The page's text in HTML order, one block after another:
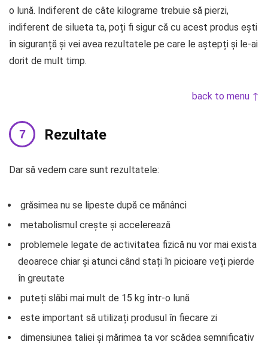
o lună. Indiferent de câte kilograme trebuie să pierzi,
indiferent de silueta ta, poți fi sigur că cu acest produs ești
în siguranță și vei avea rezultatele pe care le aștepți și le-ai
dorit de mult timp.
back to menu ↑
Rezultate
Dar să vedem care sunt rezultatele:
grăsimea nu se lipeste după ce mănânci
metabolismul crește și accelerează
problemele legate de activitatea fizică nu vor mai exista
deoarece chiar și atunci când stați în picioare veți pierde
în greutate
puteți slăbi mai mult de 15 kg într-o lună
este important să utilizați produsul în fiecare zi
dimensiunea taliei și mărimea ta vor scădea semnificativ